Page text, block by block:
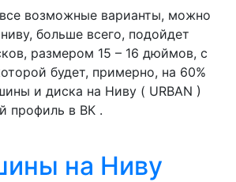
возможные варианты, можно
больше всего, подойдет
размером 15 – 16 дюймов, с
будет, примерно, на 60%
и диска на Ниву ( URBAN )
профиль в ВК .
на Ниву